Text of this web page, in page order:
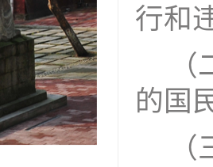
行和
的国